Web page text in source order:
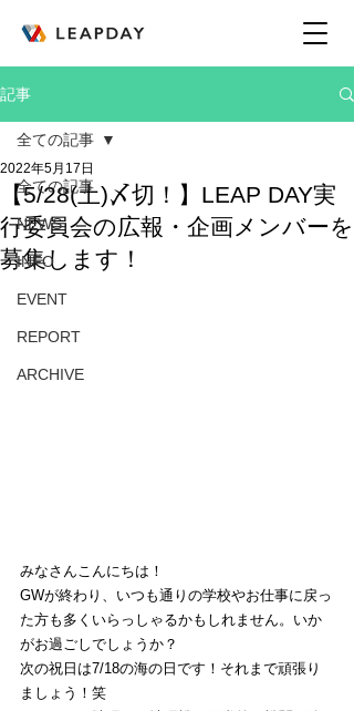
記事
全ての記事
NEWS
INFO
EVENT
REPORT
ARCHIVE
全ての記事
【5/28(土)〆切！】LEAP DAY実
行委員会の広報・企画メンバーを
募集します！
2022年5月17日
みなさんこんにちは！
GWが終わり、いつも通りの学校やお仕事に戻っ
た方も多くいらっしゃるかもしれません。いか
がお過ごしでしょうか？
次の祝日は7/18の海の日です！それまで頑張り
ましょう！笑